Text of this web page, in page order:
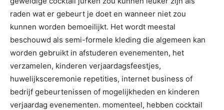
raden wat er gebeurt je doet en wanneer niet zou
kunnen worden bemoeilijkt. Het wordt meestal
beschouwd als semi-formele kleding die algemeen kan
worden gebruikt in afstuderen evenementen, het
verzamelen, kinderen verjaardagsfeestjes,
huwelijksceremonie repetities, internet business of
bedrijf gebeurtenissen of mogelijkheden en kinderen
verjaardag evenementen. momenteel, hebben cocktail